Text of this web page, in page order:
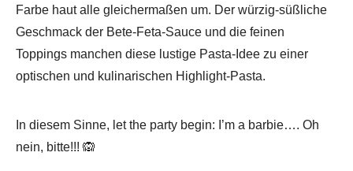
Farbe haut alle gleichermaßen um. Der würzig-süßliche
Geschmack der Bete-Feta-Sauce und die feinen
Toppings manchen diese lustige Pasta-Idee zu einer
optischen und kulinarischen Highlight-Pasta.
In diesem Sinne, let the party begin: I’m a barbie…. Oh
nein, bitte!!! 🙉